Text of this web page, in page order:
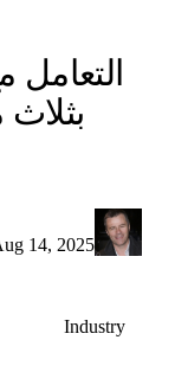
Aug 14, 2025
·11 دقيقة قراءة
Industry